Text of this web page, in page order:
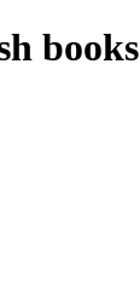
books